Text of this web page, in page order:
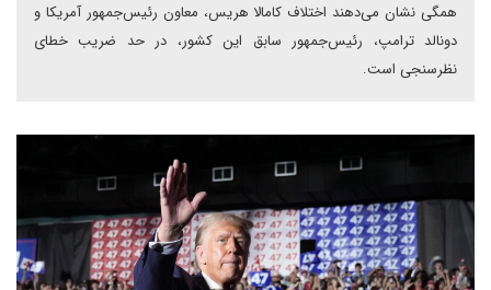
همگی نشان می‌دهند ‌اختلاف کامالا هریس، معاون رئیس‌جمهور آمریکا‌ و
دونالد ترامپ، رئیس‌جمهور سابق این کشور، در حد ضریب خطای
نظرسنجی است.